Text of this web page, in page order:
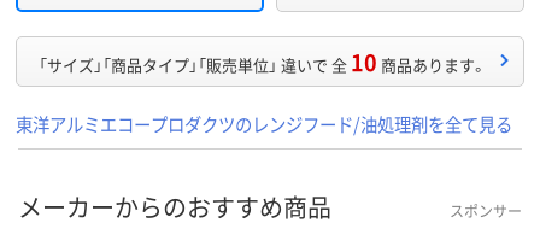
「サイズ」「商品タイプ」「販売単位」 違いで 全 10 商品あります。
東洋アルミエコープロダクツのレンジフード/油処理剤を全て見る
メーカーからのおすすめ商品 スポンサー